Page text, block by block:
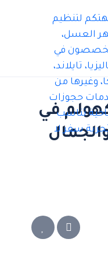
في